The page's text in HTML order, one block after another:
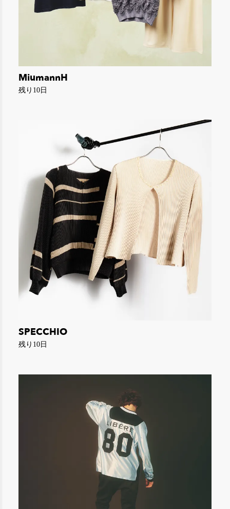
MiumannH
残り10日
SPECCHIO
残り10日